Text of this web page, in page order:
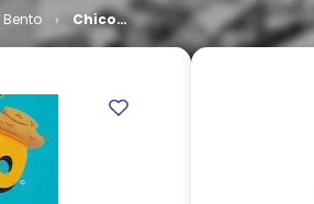
Chico
Bento - 3ª